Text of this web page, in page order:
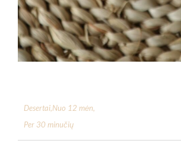
Desertai,Nuo 12 mėn,
Per 30 minučių